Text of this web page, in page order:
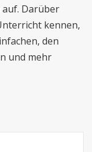
Darüber
kennen,
den
und mehr